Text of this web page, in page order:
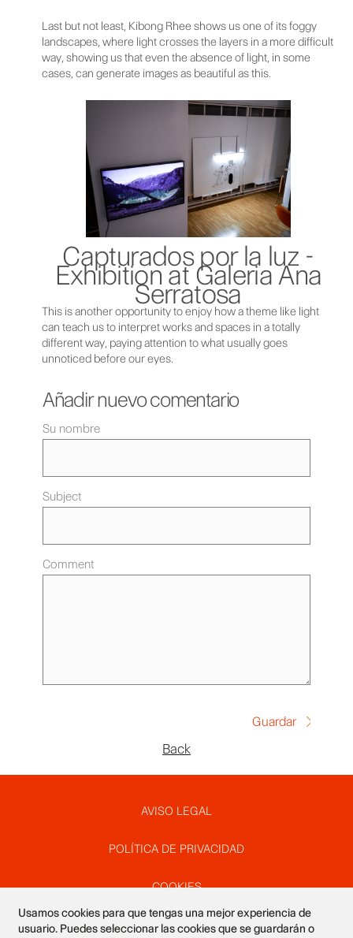
Last but not least, Kibong Rhee shows us one of its foggy
landscapes, where light crosses the layers in a more difficult
way, showing us that even the absence of light, in some
cases, can generate images as beautiful as this.
Capturados por la luz -
Exhibition at Galeria Ana
Serratosa
This is another opportunity to enjoy how a theme like light
can teach us to interpret works and spaces in a totally
different way, paying attention to what usually goes
unnoticed before our eyes.
Añadir nuevo comentario
Su nombre
Subject
Comment
Back
de
AVISO LEGAL
POLÍTICA DE PRIVACIDAD
COOKIES
SUSCRÍBETE A NUESTRO NEWSLETTER
Usamos cookies para que tengas una mejor experiencia de
usuario. Puedes seleccionar las cookies que se guardarán o